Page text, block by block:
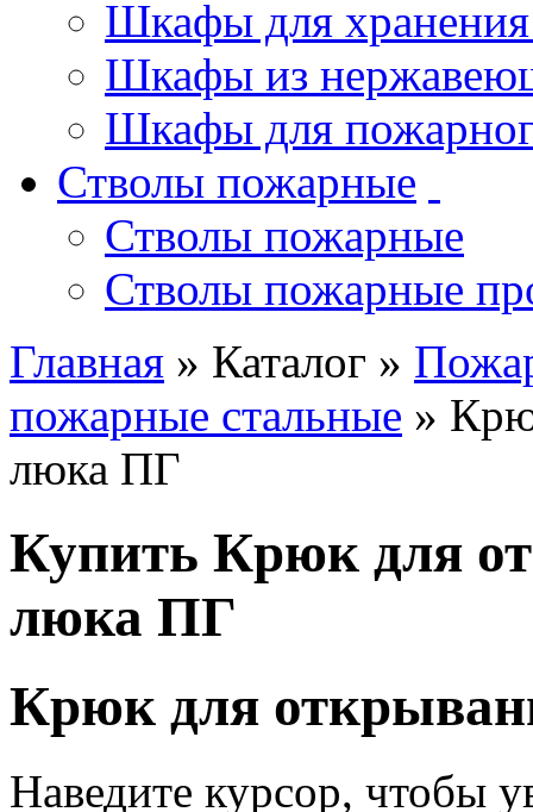
Шкафы для хранения
Шкафы из
Шкафы для
Стволы пожарные
Стволы пожарные
Стволы пожарные
Главная » Каталог »
пожарные стальные »
люка ПГ
Купить Крюк для
люка ПГ
Крюк для
Наведите курсор, чтобы